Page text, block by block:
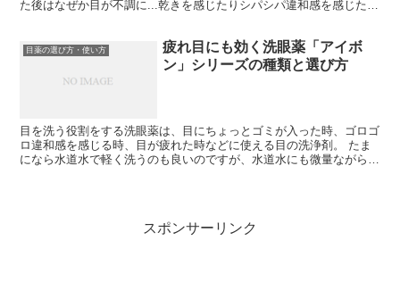
た後はなぜか目が不調に...乾きを感じたりシパシパ違和感を感じた
目薬の選び方・使い方
疲れ目にも効く洗眼薬「アイボ
ン」シリーズの種類と選び方
目を洗う役割をする洗眼薬は、目にちょっとゴミが入った時、ゴロゴ
ロ違和感を感じる時、目が疲れた時などに使える目の洗浄剤。 たま
になら水道水で軽く洗うのも良いのですが、水道水にも微量ながら塩
スポンサーリンク